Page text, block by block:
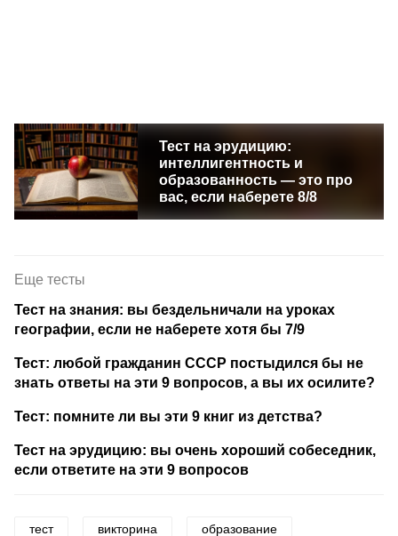
Тест на эрудицию:
интеллигентность и
образованность — это про
вас, если наберете 8/8
Еще тесты
Тест на знания: вы бездельничали на уроках
географии, если не наберете хотя бы 7/9
Тест: любой гражданин СССР постыдился бы не
знать ответы на эти 9 вопросов, а вы их осилите?
Тест: помните ли вы эти 9 книг из детства?
Тест на эрудицию: вы очень хороший собеседник,
если ответите на эти 9 вопросов
тест викторина образование